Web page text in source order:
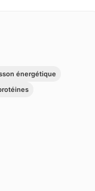
énergétique